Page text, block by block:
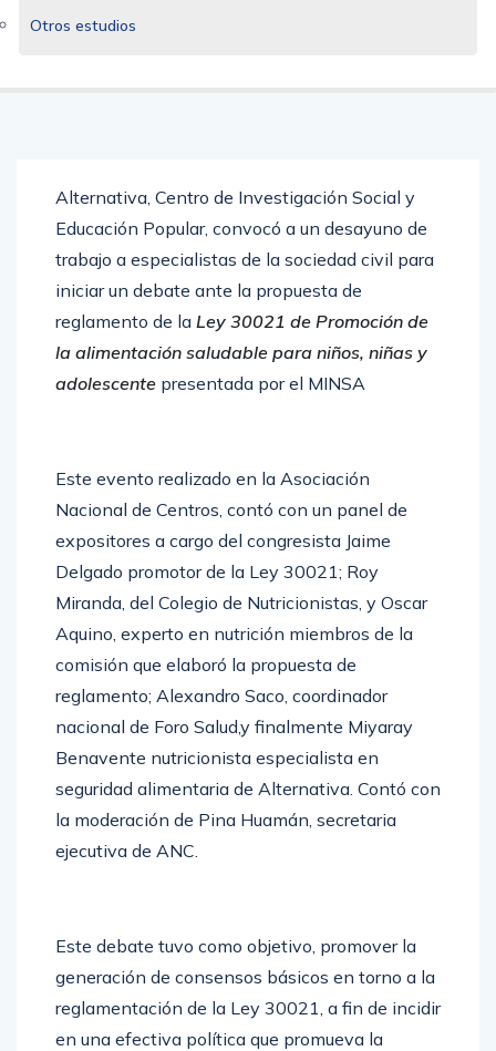
Otros estudios
Alternativa, Centro de Investigación Social y
Educación Popular, convocó a un desayuno de
trabajo a especialistas de la sociedad civil para
iniciar un debate ante la propuesta de
reglamento de la Ley 30021 de Promoción de
la alimentación saludable para niños, niñas y
adolescente presentada por el MINSA
Este evento realizado en la Asociación
Nacional de Centros, contó con un panel de
expositores a cargo del congresista Jaime
Delgado promotor de la Ley 30021; Roy
Miranda, del Colegio de Nutricionistas, y Oscar
Aquino, experto en nutrición miembros de la
comisión que elaboró la propuesta de
reglamento; Alexandro Saco, coordinador
nacional de Foro Salud,y finalmente Miyaray
Benavente nutricionista especialista en
seguridad alimentaria de Alternativa. Contó con
la moderación de Pina Huamán, secretaria
ejecutiva de ANC.
Este debate tuvo como objetivo, promover la
generación de consensos básicos en torno a la
reglamentación de la Ley 30021, a fin de incidir
en una efectiva política que promueva la